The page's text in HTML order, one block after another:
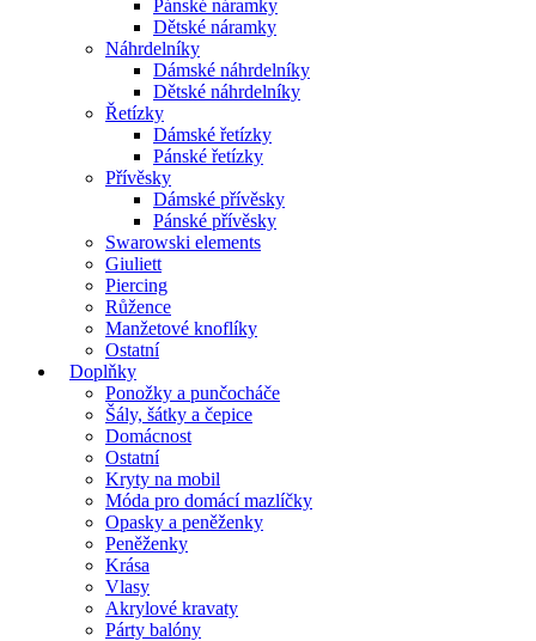
Pánské náramky
Dětské náramky
Náhrdelníky
Dámské náhrdelníky
Dětské náhrdelníky
Řetízky
Dámské řetízky
Pánské řetízky
Přívěsky
Dámské přívěsky
Pánské přívěsky
Swarowski elements
Giuliett
Piercing
Růžence
Manžetové knoflíky
Ostatní
Doplňky
Ponožky a punčocháče
Šály, šátky a čepice
Domácnost
Ostatní
Kryty na mobil
Móda pro domácí mazlíčky
Opasky a peněženky
Peněženky
Krása
Vlasy
Akrylové kravaty
Párty balóny